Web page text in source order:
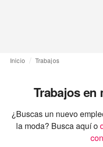
Inicio Trabajos
Trabajos en
¿Buscas un nuevo
la moda? Busca aquí o